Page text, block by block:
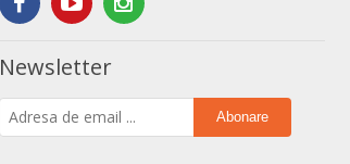
Newsletter
Abonare